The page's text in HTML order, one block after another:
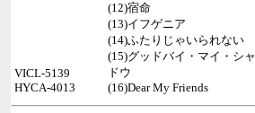
(12)宿命
(13)イフゲニア
(14)ふたりじゃいられない
(15)グッドバイ・マイ・シャ
ドウ
(16)Dear My Friends
VICL-5139
HYCA-4013